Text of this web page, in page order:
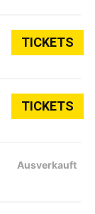
TICKETS
TICKETS
Ausverkauft